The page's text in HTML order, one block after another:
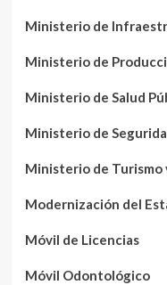
Ministerio de
Ministerio de
Ministerio de Salud
Ministerio de
Ministerio de Turismo
Modernización del
Móvil de Licencias
Móvil Odontológico